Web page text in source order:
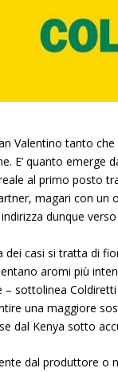
Valentino tanto
E’ quanto
al primo posto
magari con
dunque
dei casi si tratta di
aromi più
sottolinea
una maggiore
dal Kenya sotto
dal produttore